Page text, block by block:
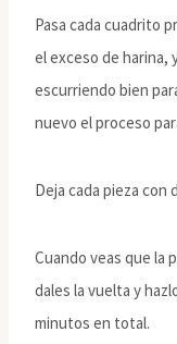
Pasa cada cuadrito
el exceso de harina,
escurriendo bien
nuevo el proceso
Deja cada pieza con
Cuando veas que la
dales la vuelta y
minutos en total.